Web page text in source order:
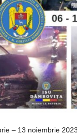
– 13 noiembrie